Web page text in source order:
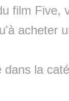
film Five,
acheter
dans la